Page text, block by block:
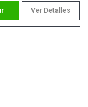
Ver Detalles